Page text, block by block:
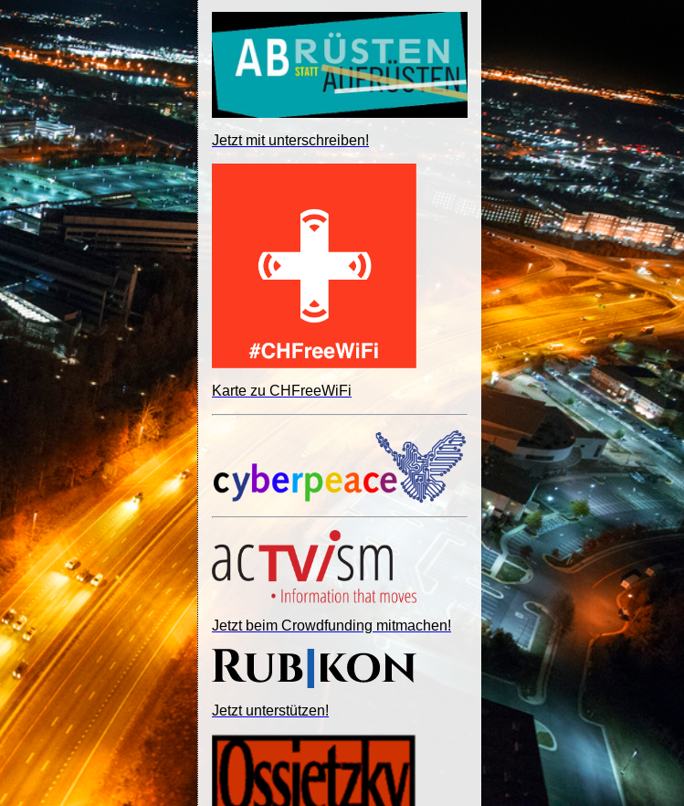
Jetzt mit unterschreiben!
Karte zu CHFreeWiFi
Jetzt beim Crowdfunding mitmachen!
Jetzt unterstützen!